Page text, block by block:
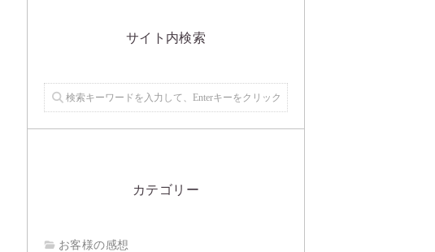
サイト内検索
カテゴリー
お客様の感想